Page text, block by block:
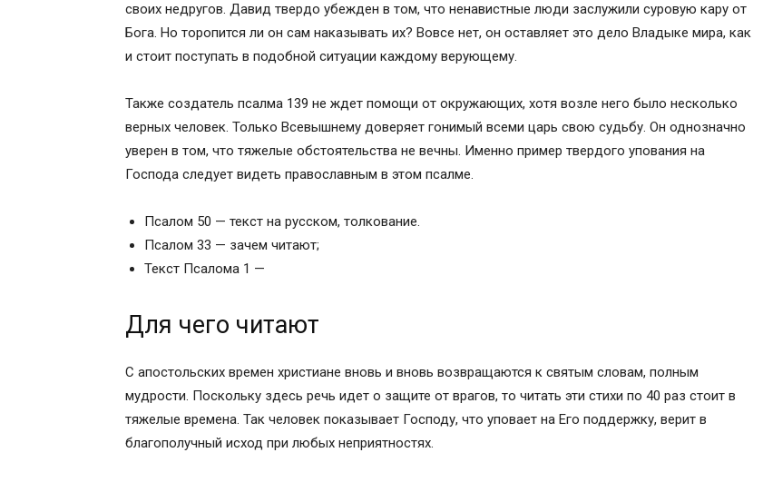
своих недругов. Давид твердо убежден в том, что ненавистные люди заслужили суровую кару от
Бога. Но торопится ли он сам наказывать их? Вовсе нет, он оставляет это дело Владыке мира, как
и стоит поступать в подобной ситуации каждому верующему.
Также создатель псалма 139 не ждет помощи от окружающих, хотя возле него было несколько
верных человек. Только Всевышнему доверяет гонимый всеми царь свою судьбу. Он однозначно
уверен в том, что тяжелые обстоятельства не вечны. Именно пример твердого упования на
Господа следует видеть православным в этом псалме.
Псалом 50 — текст на русском, толкование.
Псалом 33 — зачем читают;
Текст Псалома 1 —
Для чего читают
С апостольских времен христиане вновь и вновь возвращаются к святым словам, полным
мудрости. Поскольку здесь речь идет о защите от врагов, то читать эти стихи по 40 раз стоит в
тяжелые времена. Так человек показывает Господу, что уповает на Его поддержку, верит в
благополучный исход при любых неприятностях.